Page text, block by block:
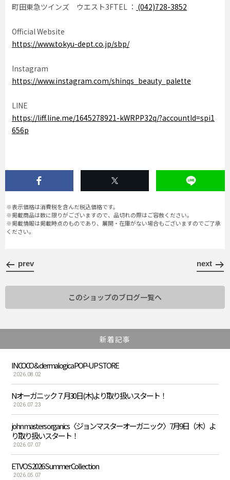
町田東急ツインズ ウエスト3FTEL ： (042)728-3852
Official Website
https://www.tokyu-dept.co.jp/sbp/
Instagram
https://www.instagram.com/shinqs_beauty_palette
LINE
https://liff.line.me/1645278921-kWRPP32q/?accountId=spi1
656p
※表示価格は消費税を含んだ税込価格です。
※掲載商品は数に限りがございますので、品切れの際はご容赦ください。
※掲載情報は掲載時点のものであり、展開・在庫がない場合もございますのでご了承
ください。
prev next
このショップのブログ一覧へ
新着記事
INCOCO & dermalogica POP-UP STORE
2026.08.02
Nオーガニック７月30日(木)より取り扱いスタート！
2026.07.23
john masters organics〈ジョンマスターオーガニック〉7月9日（木）よ
り取り扱いスタート！
2026.07.07
ETVOS 2026 Summer Collection
2026.05.07